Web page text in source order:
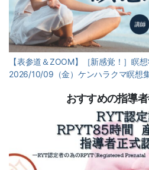
【表参道＆ZOOM】［新感覚！］瞑想
2026/10/09（金）ケンハラクマ瞑想
おすすめの指導